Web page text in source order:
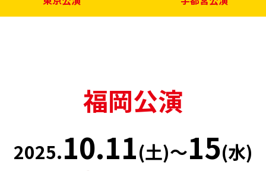
福岡公演
2025.10.11(土)～15(水)